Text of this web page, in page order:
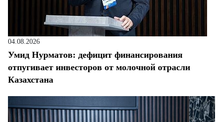
04.08.2026
Умид Нурматов: дефицит финансирования
отпугивает инвесторов от молочной отрасли
Казахстана